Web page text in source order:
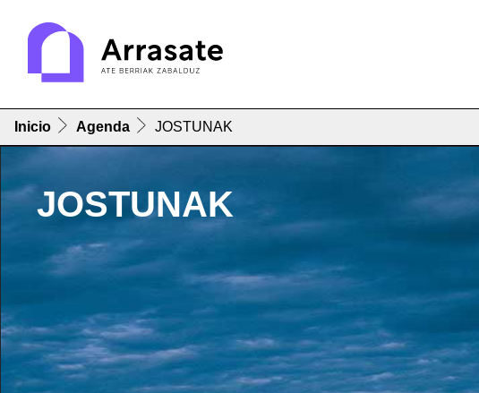
Inicio Agenda JOSTUNAK
JOSTUNAK